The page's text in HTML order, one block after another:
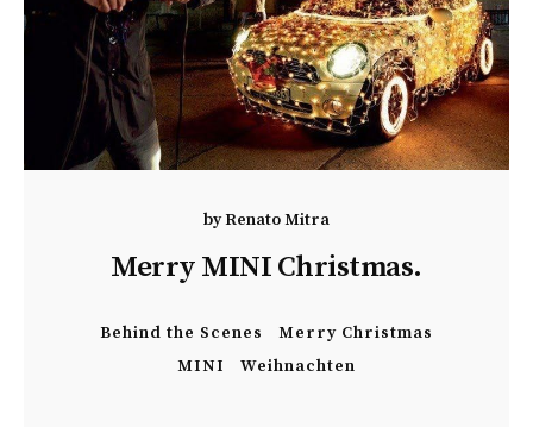
byRenato Mitra
Merry MINI Christmas.
Behind the Scenes
Merry Christmas
MINI
Weihnachten